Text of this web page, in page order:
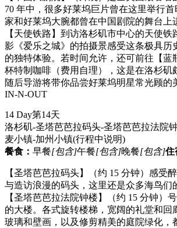
70 年中，很多好莱坞巨片曾在这里举行
家和好莱坞大腕都曾在中国剧院的舞台上
【天使铁路】到访洛杉矶市中心的天使
影《爱乐之城》的拍摄景感受这条极具历
的独特体验。若时间允许，还可前往【蓝
杯特制咖啡（费用自理），这是在洛杉矶
随后导游将带你品尝好莱坞明星常光顾的
IN-N-OUT
14 Day第14天
洛杉矶-圣塔芭芭拉码头-圣塔芭芭拉法院
麦小镇-加州小镇(行程中说明)
餐食： 早餐[包含]午餐[包含]晚餐[包含]住
【圣塔芭芭拉码头】（约 15 分钟）感受
与造访浪漫的码头，这里还是众多海鸟们
【圣塔芭芭拉法院钟楼】（约 15 分钟）
的大楼。各式旋转楼梯，宽阔的礼堂和回
玻璃和壁画，以及修剪精美的庭院绿化，